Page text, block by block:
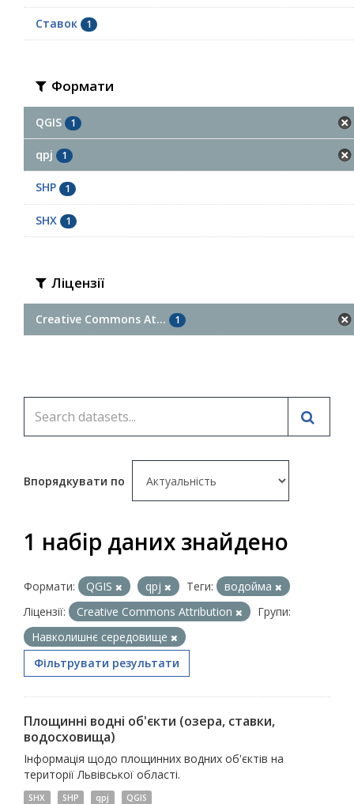
Ставок 1
Формати
QGIS 1
qpj 1
SHP 1
SHX 1
Ліцензії
Creative Commons At... 1
Впорядкувати по
1 набір даних знайдено
Формати: QGIS qpj Теги:
водойма
Ліцензії:
Creative Commons Attribution
Групи:
Навколишнє середовище
Фільтрувати результати
Площинні водні об'єкти (озера, ставки,
водосховища)
Інформація щодо площинних водних об'єктів на
території Львівської області.
SHX SHP qpj QGIS